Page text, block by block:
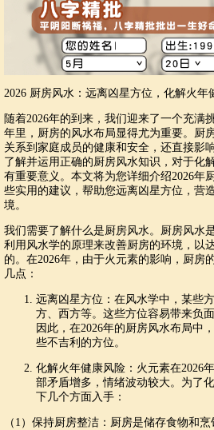
2026 厨房风水：远离凶星方位，化解火年
随着2026年的到来，我们迎来了一个充满
年里，厨房的风水布局显得尤为重要。厨
关系到家庭成员的健康和安全，还直接影
了解并运用正确的厨房风水知识，对于化
有重要意义。本文将为您详细介绍2026年
些实用的建议，帮助您远离凶星方位，营
境。
我们需要了解什么是厨房风水。厨房风水
利用风水学的原理来改善厨房的环境，以
的。在2026年，由于火元素的影响，厨房
几点：
远离凶星方位：在风水学中，某些
方、西方等。这些方位容易带来负
因此，在2026年的厨房风水布局中
些不吉利的方位。
化解火年健康风险：火元素在2026
部矛盾增多，情绪波动较大。为了
下几个方面入手：
（1）保持厨房整洁：厨房是储存食物和